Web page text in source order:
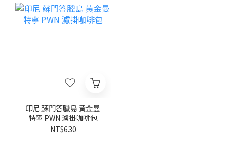
印尼 蘇門答臘島 黃金曼
特寧 PWN 濾掛咖啡包
NT$630